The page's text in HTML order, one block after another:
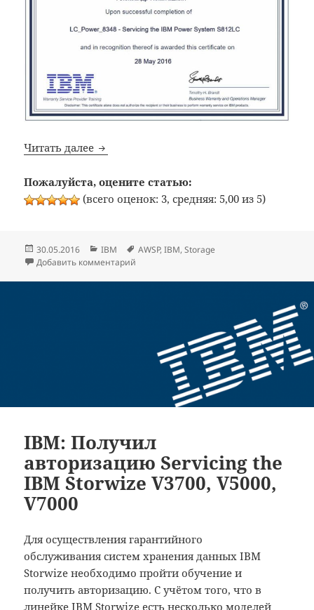
Читать далее IBM: Получил авторизацию Servicing the
Пожалуйста, оцените статью:
(всего оценок: 3, средняя: 5,00 из 5)
Опубликовано
30.05.2016 Рубрики
IBM Метки
AWSP,IBM,Storage
Добавить комментарий
IBM: Получил
авторизацию Servicing the
IBM Storwize V3700, V5000,
V7000
Для осуществления гарантийного
обслуживания систем хранения данных IBM
Storwize необходимо пройти обучение и
получить авторизацию. С учётом того, что в
линейке IBM Storwize есть несколько моделей